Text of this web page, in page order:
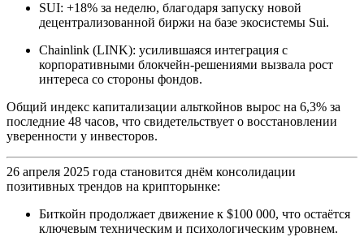
SUI: +18% за неделю, благодаря запуску новой
децентрализованной биржи на базе экосистемы Sui.
Chainlink (LINK): усилившаяся интеграция с
корпоративными блокчейн-решениями вызвала рост
интереса со стороны фондов.
Общий индекс капитализации альткойнов вырос на 6,3% за
последние 48 часов, что свидетельствует о восстановлении
уверенности у инвесторов.
26 апреля 2025 года становится днём консолидации
позитивных трендов на крипторынке:
Биткойн продолжает движение к $100 000, что остаётся
ключевым техническим и психологическим уровнем.